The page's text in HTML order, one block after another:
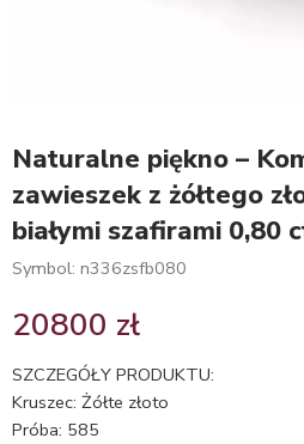
Naturalne piękno –
zawieszek z żółtego
białymi szafirami 0,80
Symbol: n336zsfb080
20800 zł
SZCZEGÓŁY PRODUKTU:
Kruszec: Żółte złoto
Próba: 585